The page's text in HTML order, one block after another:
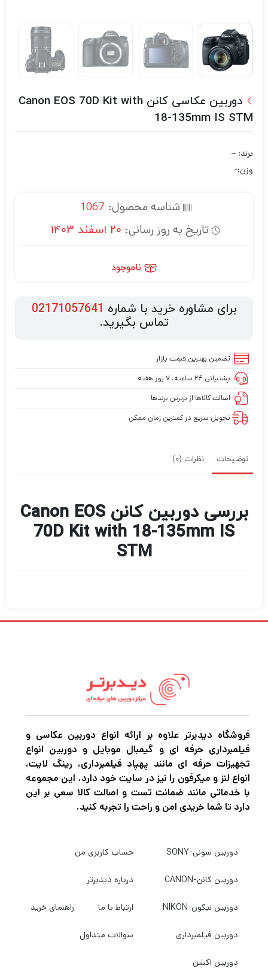
دوربین عکاسی کانن Canon EOS 70D Kit with
18-135mm IS STM
برند: –
وزن:-
شناسه محصول: 1067
تاریخ به روز رسانی: 20 اسفند 1403
ناموجود
برای مشاوره خرید با شماره 02171057641
تماس بگیرید.
تضمین بهترین قیمت بازار
پشتیبانی ۲۴ ساعته، ۷ روز هفته
اصالت کالاها از برترین برندها
تحویل سریع در کمترین زمان ممکن
توضیحات نظرات (0)
بررسی دوربین کانن Canon EOS
70D Kit with 18-135mm IS
STM
فروشگاه دیدبرتر علاوه بر ارائه انواع دوربین عکاسی و
فیلمبرداری حرفه ای و گیمبال موبایل و دوربین انواع
تجهیزات حرفه ای مانند پهپاد فیلمبرداری، رینگ لایت،
انواع لنز و میکرفون را نیز در سایت خود دارد. این مجموعه
با خدماتی مانند ضمانت تست و اصالت کالا سعی بر این
دارد تا شما خریدی امن و راحت را تجربه کنید.
دوربین سونی-SONY
دوربین کانن-CANON
دوربین نیکون-NIKON
دوربین فیلمبرداری
دوربین اکشن
حساب کاربری من
درباره دیدبرتر
ارتباط با ما راهنمای خرید
سوالات متداول